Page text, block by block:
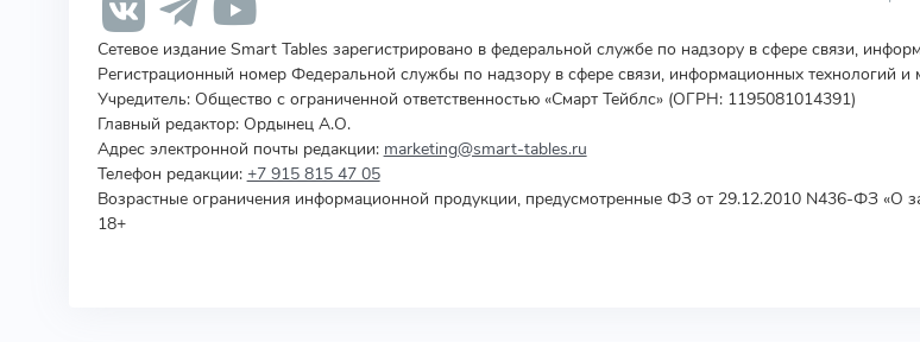
Сетевое издание Smart Tables зарегистрировано в федеральной службе по надзору в сфере связи,
Регистрационный номер Федеральной службы по надзору в сфере связи, информационных
Учредитель: Общество с ограниченной ответственностью «Смарт Тейблс» (ОГРН: 1195081014391)
Главный редактор: Ордынец А.О.
Адрес электронной почты редакции: marketing@smart-tables.ru
Телефон редакции: +7 915 815 47 05
Возрастные ограничения информационной продукции, предусмотренные ФЗ от 29.12.2010 N436-ФЗ «О
18+